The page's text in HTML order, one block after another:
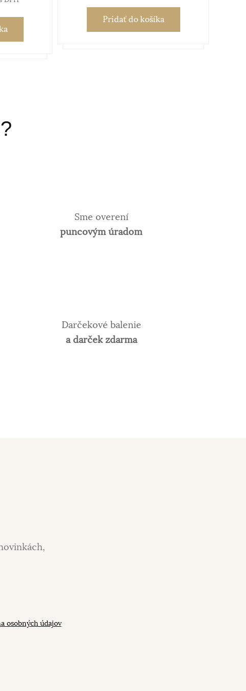
Pridaťdo košíka
Sme overení
puncovým úradom
Darčekové balenie
a darček zdarma
osobných údajov